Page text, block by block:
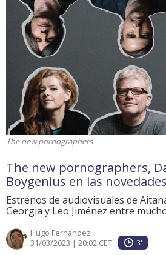
The new pornographers
The new pornographers,
Boygenius en las
Estrenos de audiovisuales de
Georgia y Leo Jiménez entre
Hugo Fernández
31/03/2023 | 20:02 CET
3'